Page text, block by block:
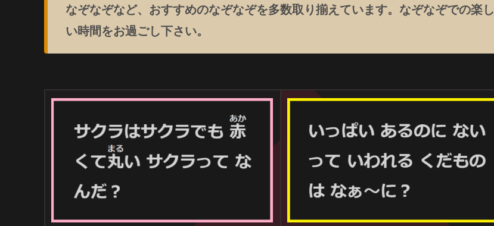
なぞなぞなど、おすすめのなぞなぞを多数取り揃えています。なぞなぞでの楽し
い時間をお過ごし下さい。